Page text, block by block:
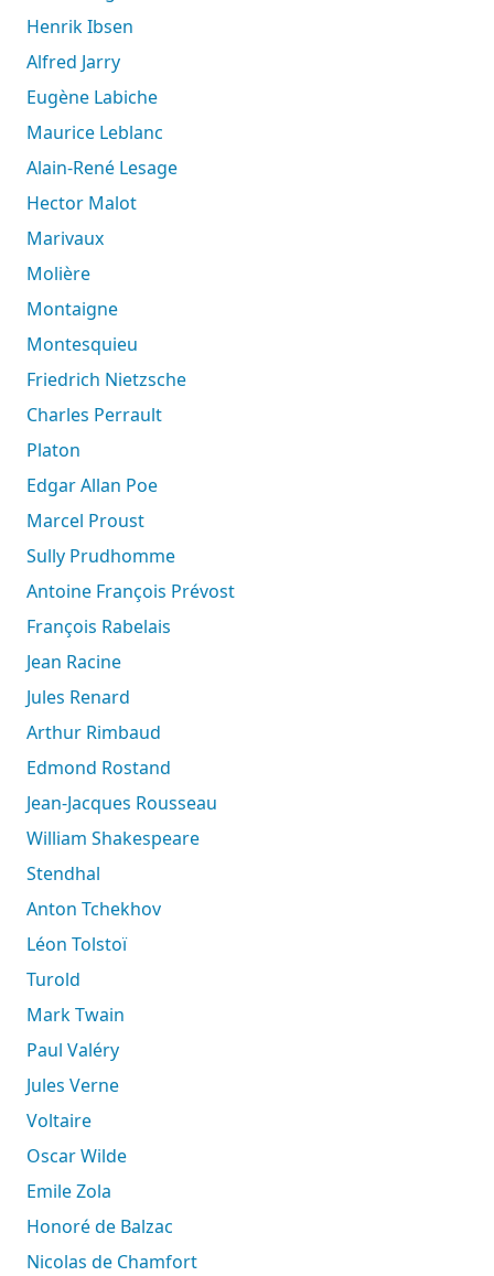
Henrik Ibsen
Alfred Jarry
Eugène Labiche
Maurice Leblanc
Alain-René Lesage
Hector Malot
Marivaux
Molière
Montaigne
Montesquieu
Friedrich Nietzsche
Charles Perrault
Platon
Edgar Allan Poe
Marcel Proust
Sully Prudhomme
Antoine François Prévost
François Rabelais
Jean Racine
Jules Renard
Arthur Rimbaud
Edmond Rostand
Jean-Jacques Rousseau
William Shakespeare
Stendhal
Anton Tchekhov
Léon Tolstoï
Turold
Mark Twain
Paul Valéry
Jules Verne
Voltaire
Oscar Wilde
Emile Zola
Honoré de Balzac
Nicolas de Chamfort